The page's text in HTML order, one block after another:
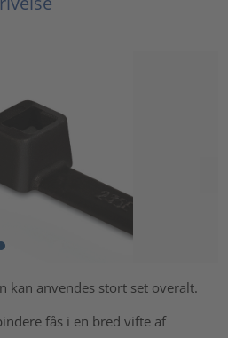
kan anvendes stort set overalt.
fås i en bred vifte af